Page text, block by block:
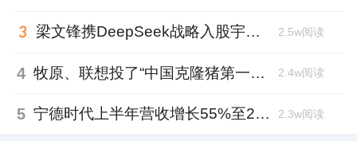
梁文锋携DeepSeek战略入股宇树科技，斥资1.4亿锁定3年 2.5w阅读
4 牧原、联想投了“中国克隆猪第一人”，中科奥格完成超2亿元A3轮融资 2.4w阅读
5 宁德时代上半年营收增长55%至2769亿元、日赚超2亿，中期分红近62亿元 2.3w阅读